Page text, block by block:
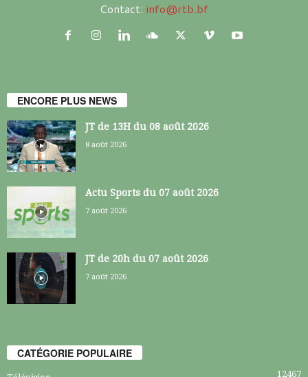
Contact: info@rtb.bf
ENCORE PLUS NEWS
JT de 13H du 08 août 2026
8 août 2026
Actu Sports du 07 août 2026
7 août 2026
JT de 20h du 07 août 2026
7 août 2026
CATÉGORIE POPULAIRE
12467